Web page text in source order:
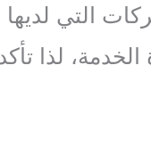
التي لديها
لذا